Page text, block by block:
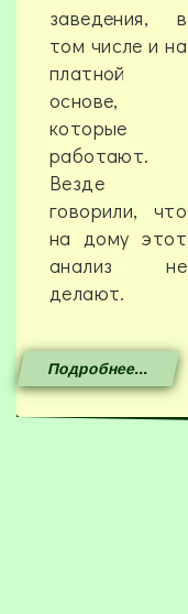
заведения, в
том числе и на
платной
основе,
которые
работают.
Везде
говорили, что
на дому этот
анализ не
делают.
Подробнее...